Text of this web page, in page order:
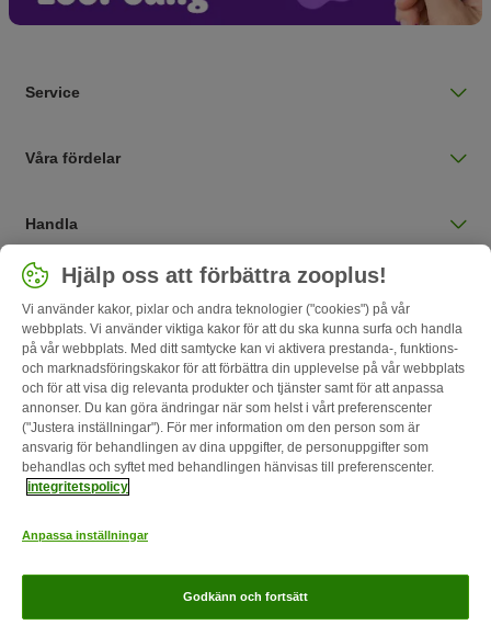
Service
Våra fördelar
Handla
Välj land
Sverige / SE
Follow zooplus
Om oss Karriär Corporate Website Om företaget
Villkor
Betalningssätt Leverans
Dataskydd
Hjälp oss att förbättra zooplus!
Vi använder kakor, pixlar och andra teknologier ("cookies") på vår
webbplats. Vi använder viktiga kakor för att du ska kunna surfa och handla
på vår webbplats. Med ditt samtycke kan vi aktivera prestanda-, funktions-
och marknadsföringskakor för att förbättra din upplevelse på vår webbplats
och för att visa dig relevanta produkter och tjänster samt för att anpassa
annonser. Du kan göra ändringar när som helst i vårt preferenscenter
("Justera inställningar"). För mer information om den person som är
ansvarig för behandlingen av dina uppgifter, de personuppgifter som
behandlas och syftet med behandlingen hänvisas till preferenscenter.
integritetspolicy
Anpassa inställningar
Godkänn och fortsätt